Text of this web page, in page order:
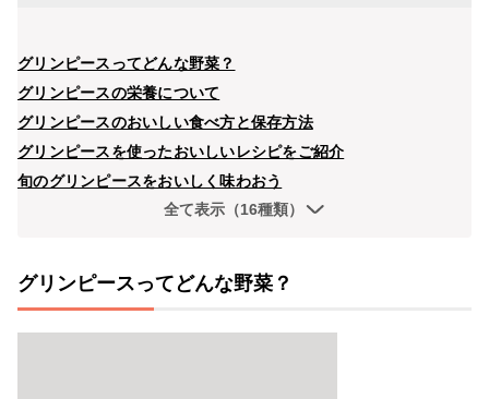
グリンピースってどんな野菜？
グリンピースの栄養について
グリンピースのおいしい食べ方と保存方法
グリンピースを使ったおいしいレシピをご紹介
旬のグリンピースをおいしく味わおう
全て表示（16種類）
グリンピースってどんな野菜？